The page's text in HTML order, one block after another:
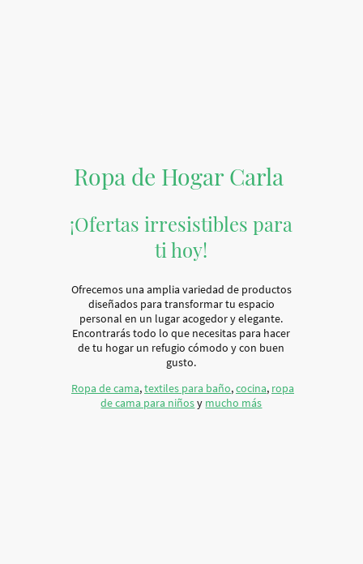
Ropa de Hogar Carla
¡Ofertas irresistibles para
ti hoy!
Ofrecemos una amplia variedad de productos
diseñados para transformar tu espacio
personal en un lugar acogedor y elegante.
Encontrarás todo lo que necesitas para hacer
de tu hogar un refugio cómodo y con buen
gusto.
Ropa de cama,textiles para baño,cocina, ropa
de cama para niñosy mucho más